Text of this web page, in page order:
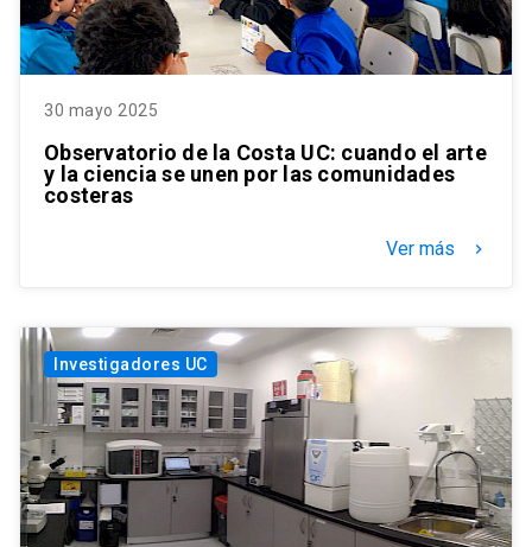
30 mayo 2025
Observatorio de la Costa UC: cuando el arte
y la ciencia se unen por las comunidades
costeras
Ver más keyboard_arrow_right
Investigadores UC